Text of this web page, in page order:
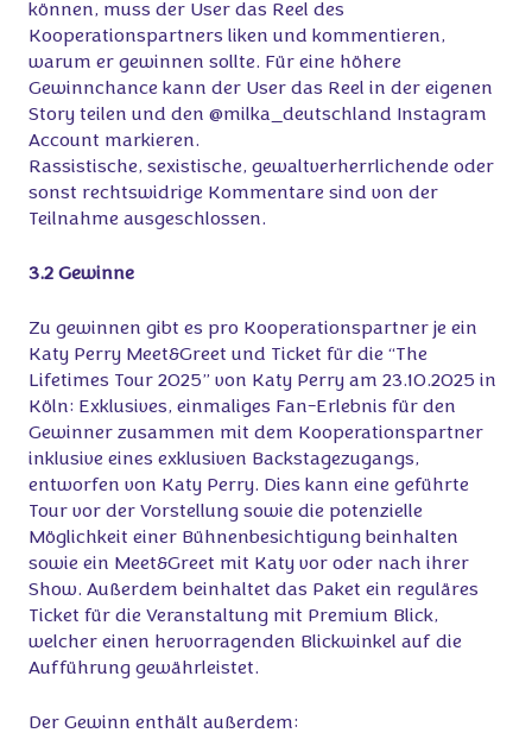
können, muss der User das Reel des
Kooperationspartners liken und kommentieren,
warum er gewinnen sollte. Für eine höhere
Gewinnchance kann der User das Reel in der eigenen
Story teilen und den @milka_deutschland Instagram
Account markieren.
Rassistische, sexistische, gewaltverherrlichende oder
sonst rechtswidrige Kommentare sind von der
Teilnahme ausgeschlossen.
3.2 Gewinne
Zu gewinnen gibt es pro Kooperationspartner je ein
Katy Perry Meet&Greet und Ticket für die “The
Lifetimes Tour 2025” von Katy Perry am 23.10.2025 in
Köln: Exklusives, einmaliges Fan-Erlebnis für den
Gewinner zusammen mit dem Kooperationspartner
inklusive eines exklusiven Backstagezugangs,
entworfen von Katy Perry. Dies kann eine geführte
Tour vor der Vorstellung sowie die potenzielle
Möglichkeit einer Bühnenbesichtigung beinhalten
sowie ein Meet&Greet mit Katy vor oder nach ihrer
Show. Außerdem beinhaltet das Paket ein reguläres
Ticket für die Veranstaltung mit Premium Blick,
welcher einen hervorragenden Blickwinkel auf die
Aufführung gewährleistet.
Der Gewinn enthält außerdem: